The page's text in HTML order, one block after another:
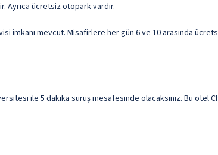
Ayrıca ücretsiz otopark vardır.
imkanı mevcut. Misafirlere her gün 6 ve 10 arasında
ile 5 dakika sürüş mesafesinde olacaksınız. Bu otel